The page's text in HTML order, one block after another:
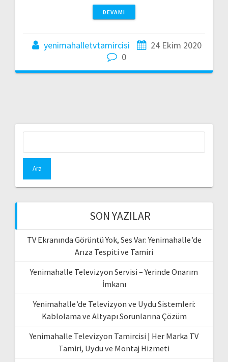
DEVAMI
yenimahalletvtamircisi
24 Ekim 2020
0
SON YAZILAR
TV Ekranında Görüntü Yok, Ses Var: Yenimahalle’de
Arıza Tespiti ve Tamiri
Yenimahalle Televizyon Servisi – Yerinde Onarım
İmkanı
Yenimahalle’de Televizyon ve Uydu Sistemleri:
Kablolama ve Altyapı Sorunlarına Çözüm
Yenimahalle Televizyon Tamircisi | Her Marka TV
Tamiri, Uydu ve Montaj Hizmeti